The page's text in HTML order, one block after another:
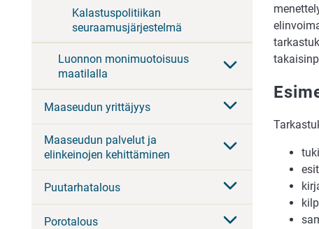
Kalastuspolitiikan
seuraamusjärjestelmä
Luonnon monimuotoisuus
maatilalla
Maaseudun yrittäjyys
Maaseudun palvelut ja
elinkeinojen kehittäminen
Puutarhatalous
Porotalous